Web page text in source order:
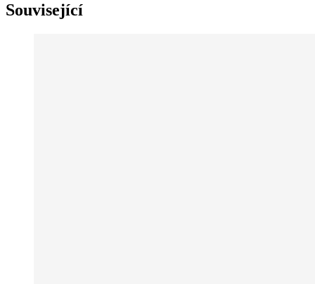
Související